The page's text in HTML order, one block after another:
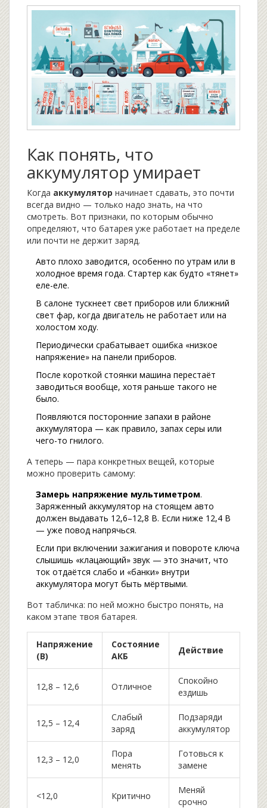
Как понять, что
аккумулятор умирает
Когда аккумулятор начинает сдавать, это почти
всегда видно — только надо знать, на что
смотреть. Вот признаки, по которым обычно
определяют, что батарея уже работает на пределе
или почти не держит заряд.
Авто плохо заводится, особенно по утрам или в
холодное время года. Стартер как будто «тянет»
еле-еле.
В салоне тускнеет свет приборов или ближний
свет фар, когда двигатель не работает или на
холостом ходу.
Периодически срабатывает ошибка «низкое
напряжение» на панели приборов.
После короткой стоянки машина перестаёт
заводиться вообще, хотя раньше такого не
было.
Появляются посторонние запахи в районе
аккумулятора — как правило, запах серы или
чего-то гнилого.
А теперь — пара конкретных вещей, которые
можно проверить самому:
Замерь напряжение мультиметром.
Заряженный аккумулятор на стоящем авто
должен выдавать 12,6–12,8 В. Если ниже 12,4 В
— уже повод напрячься.
Если при включении зажигания и повороте ключа
слышишь «клацающий» звук — это значит, что
ток отдаётся слабо и «банки» внутри
аккумулятора могут быть мёртвыми.
Вот табличка: по ней можно быстро понять, на
каком этапе твоя батарея.
Напряжение
(В)
Состояние
АКБ
Действие
12,8 – 12,6 Отличное
Спокойно
ездишь
12,5 – 12,4
Слабый
заряд
Подзаряди
аккумулятор
12,3 – 12,0
Пора
менять
Готовься к
замене
<12,0 Критично
Меняй
срочно